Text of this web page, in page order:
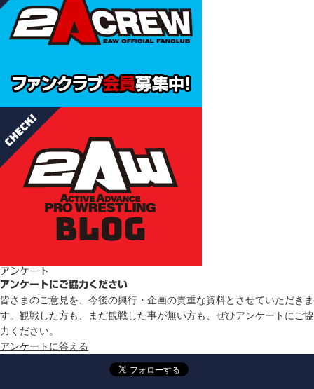
アンケート
アンケートにご協力ください
皆さまのご意見を、今後の興行・企画の貴重な資料とさせていただきま
す。観戦した方も、まだ観戦した事が無い方も、ぜひアンケートにご協
力ください。
アンケートに答える